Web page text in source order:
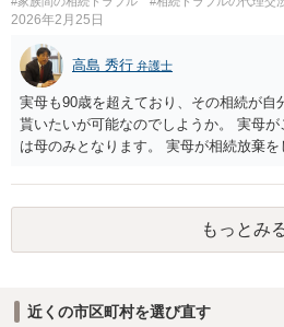
2026年2月25日
高島 秀行 弁護士
実母も90歳を超えており、その相続が自
貰いたいが可能なのでしようか。 実母
は母のみとなります。 実母が相続放棄
ないと思います。
もっとみ
近くの市区町村を選び直す